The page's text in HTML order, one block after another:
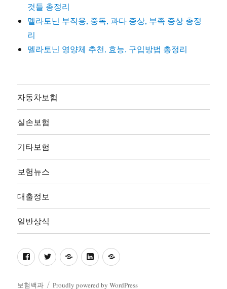
것들 총정리
멜라토닌 부작용, 중독, 과다 증상, 부족 증상 총정
리
멜라토닌 영양체 추천, 효능, 구입방법 총정리
자동차보험
실손보험
기타보험
보험뉴스
대출정보
일반상식
facebooktwitterpinterestlinkedinnaver
보험백과 Proudly powered by WordPress